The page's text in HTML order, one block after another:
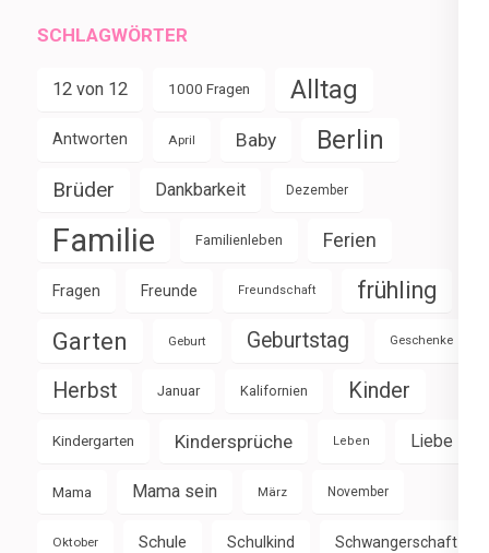
SCHLAGWÖRTER
12 von 12 1000 Fragen Alltag
Antworten April Baby Berlin
Brüder Dankbarkeit Dezember
Familie Familienleben Ferien
Fragen Freunde Freundschaft frühling
Garten Geburt Geburtstag Geschenke
Herbst Januar Kalifornien Kinder
Kindergarten Kindersprüche Leben Liebe
Mama Mama sein März November
Oktober Schule Schulkind Schwangerschaft